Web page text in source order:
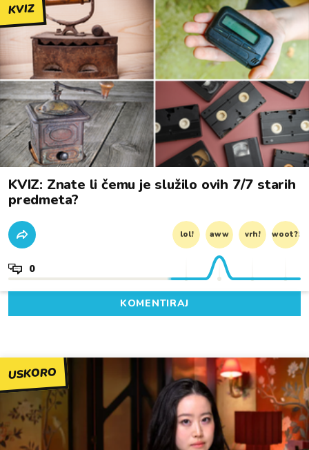
KVIZ
KVIZ: Znate li čemu je služilo ovih 7/7 starih
predmeta?
lol! aww vrh! woot?!
0
KOMENTIRAJ
USKORO